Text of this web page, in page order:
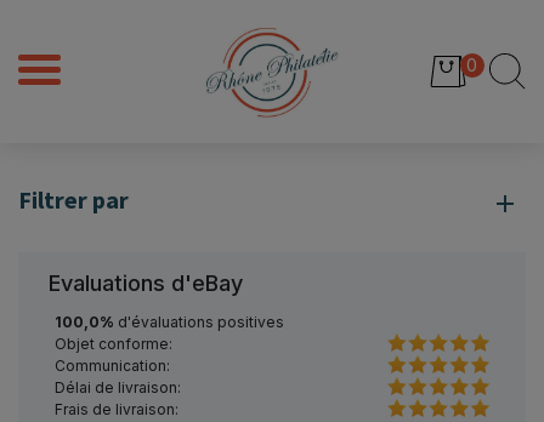
0
Filtrer par
Evaluations d'eBay
100,0% d'évaluations positives
Objet conforme:
Communication:
Délai de livraison:
Frais de livraison: